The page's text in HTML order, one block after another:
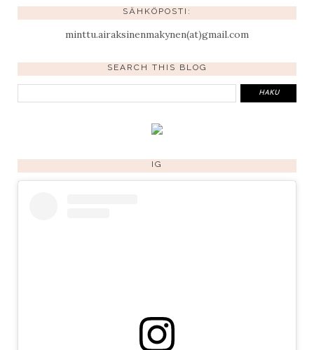
SÄHKÖPOSTI:
minttu.airaksinenmakynen(at)gmail.com
SEARCH THIS BLOG
IG